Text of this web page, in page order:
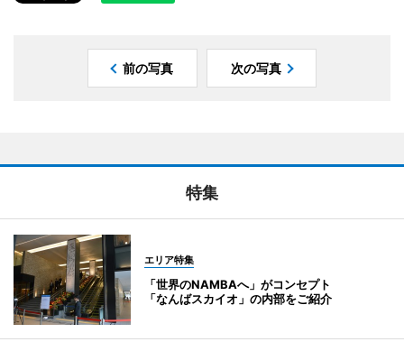
前の写真 次の写真
特集
エリア特集
「世界のNAMBAへ」がコンセプト
「なんばスカイオ」の内部をご紹介